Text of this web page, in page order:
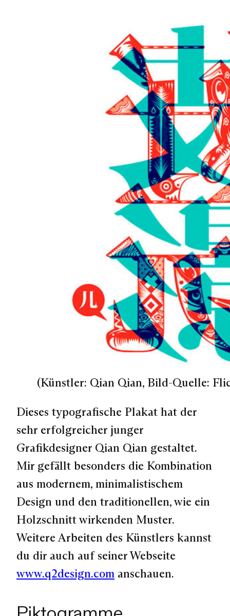
(Künstler: Qian Qian, Bild-Quelle:
Dieses typografische Plakat hat der
sehr erfolgreicher junger
Grafikdesigner Qian Qian gestaltet.
Mir gefällt besonders die Kombination
aus modernem, minimalistischem
Design und den traditionellen, wie ein
Holzschnitt wirkenden Muster.
Weitere Arbeiten des Künstlers kannst
du dir auch auf seiner Webseite
www.q2design.com anschauen.